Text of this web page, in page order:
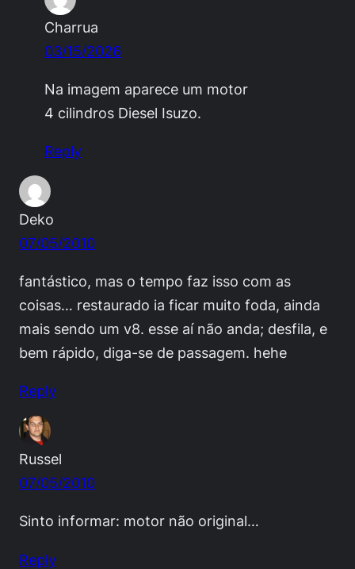
Charrua
03/15/2026
Na imagem aparece um motor
4 cilindros Diesel Isuzo.
Reply
Deko
07/05/2010
fantástico, mas o tempo faz isso com as
coisas… restaurado ia ficar muito foda, ainda
mais sendo um v8. esse aí não anda; desfila, e
bem rápido, diga-se de passagem. hehe
Reply
Russel
07/05/2010
Sinto informar: motor não original…
Reply